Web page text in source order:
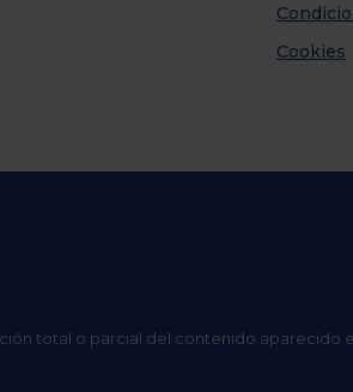
Cookies
total o parcial del contenido